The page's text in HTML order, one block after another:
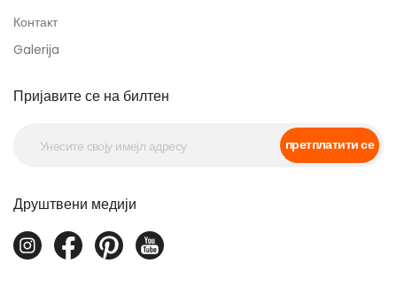
Контакт
Galerija
Пријавите се на билтен
претплатити се
Друштвени медији